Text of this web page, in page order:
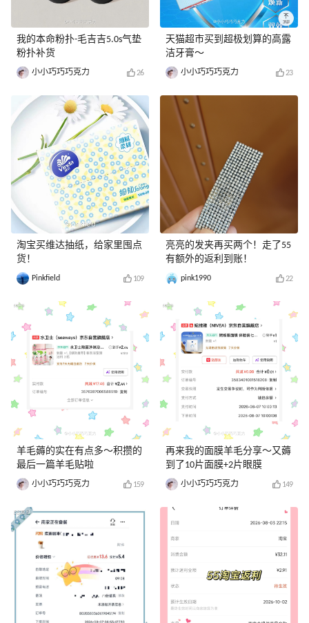
我的本命粉扑-毛吉吉5.0s气垫
粉扑补货
小小巧巧巧克力 26
淘宝买维达抽纸，给家里囤点
货！
Pinkfield 109
羊毛薅的实在有点多～积攒的
最后一篇羊毛贴啦
小小巧巧巧克力 159
天猫超市买到超极划算的高露
洁牙膏～
小小巧巧巧克力 23
亮亮的发夹再买两个！走了55
有额外的返利到账！
pink1990 22
再来我的面膜羊毛分享～又薅
到了10片面膜+2片眼膜
小小巧巧巧克力 149